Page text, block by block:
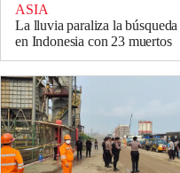
ASIA
La lluvia paraliza la
en Indonesia con 23 muertos